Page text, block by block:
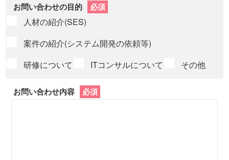
お問い合わせの目的 必須
人材の紹介(SES)
案件の紹介(システム開発の依頼等)
研修について
ITコンサルについて その他
お問い合わせ内容 必須